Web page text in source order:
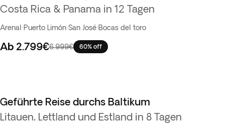
Costa Rica & Panama in 12 Tagen
Arenal ·Puerto Limón·San José·Bocas del toro
Ab 2.799€6.999€ 60% off
Geführte Reise durchs Baltikum
Litauen, Lettland und Estland in 8 Tagen